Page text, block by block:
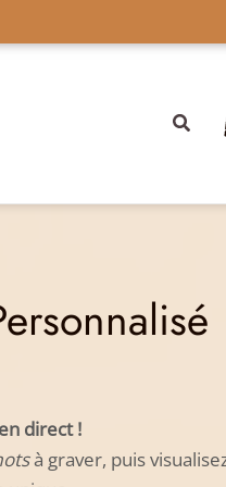
direct !
à graver, puis